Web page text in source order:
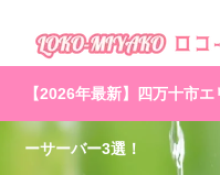
【2026年最新】四万十市
ーサーバー3選！